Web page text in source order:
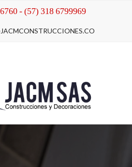
- (57) 318 6799969